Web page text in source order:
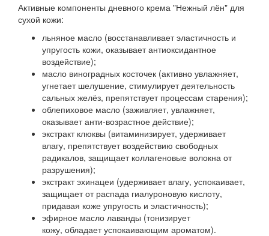
Активные компоненты дневного крема "Нежный лён" для
сухой кожи:
льняное масло (восстанавливает эластичность и
упругость кожи, оказывает антиоксидантное
воздействие);
масло виноградных косточек (активно увлажняет,
угнетает шелушение, стимулирует деятельность
сальных желёз, препятствует процессам старения);
облепиховое масло (заживляет, увлажняет,
оказывает анти-возрастное действие);
экстракт клюквы (витаминизирует, удерживает
влагу, препятствует воздействию свободных
радикалов, защищает коллагеновые волокна от
разрушения);
экстракт эхинацеи (удерживает влагу, успокаивает,
защищает от распада гиалуроновую кислоту,
придавая коже упругость и эластичность);
эфирное масло лаванды (тонизирует
кожу, обладает успокаивающим ароматом).